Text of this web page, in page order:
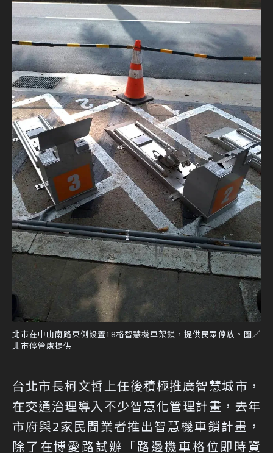
北市在中山南路東側設置18格智慧機車架鎖，提供民眾停放。圖／
北市停管處提供
台北市長柯文哲上任後積極推廣智慧城市，
在交通治理導入不少智慧化管理計畫，去年
市府與2家民間業者推出智慧機車鎖計畫，
除了在博愛路試辦「路邊機車格位即時資